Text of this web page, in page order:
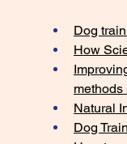
Dog
How
methods
Natural
Dog